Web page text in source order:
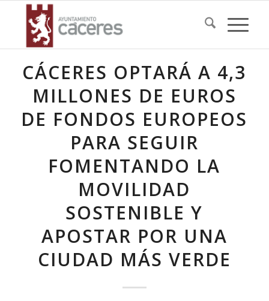
CÁCERES OPTARÁ A 4,3
MILLONES DE EUROS
DE FONDOS EUROPEOS
PARA SEGUIR
FOMENTANDO LA
MOVILIDAD
SOSTENIBLE Y
APOSTAR POR UNA
CIUDAD MÁS VERDE